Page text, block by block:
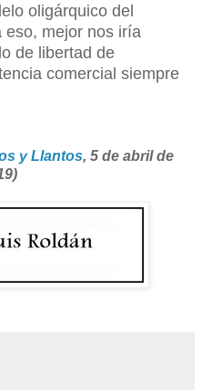
oligárquico del
eso, mejor nos iría
de libertad de
comercial siempre
y Llantos, 5 de abril de